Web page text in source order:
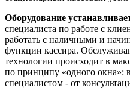
Оборудование
специалиста по работе с
работать с наличными и
функции кассира.
технологии происходит в
по принципу «одного окна»:
специалистом - от